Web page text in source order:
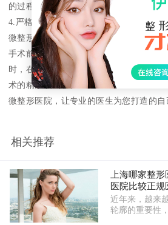
的过程中感受到温馨和关爱。
4.严格的治疗标准
微整形医院严格遵循整形美容的治疗标
手术前，会对患者进行详细的评估，确
时，在手术过程中，医生们会严格按照
术的精准和成功。
微整形医院，让专业的医生为您打造的自
相关推荐
上海哪家整
医院比较正规
近年来，越来
轮廓的重要性